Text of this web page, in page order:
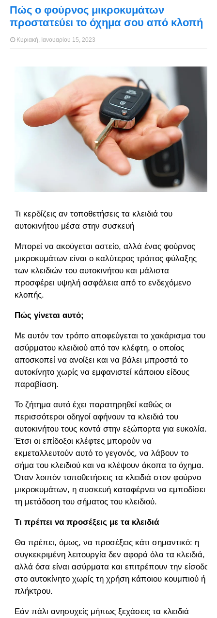
Πώς ο φούρνος μικροκυμάτων
προστατεύει το όχημα σου από κλοπή
Κυριακή, Ιανουαρίου 15, 2023
Τι κερδίζεις αν τοποθετήσεις τα κλειδιά του
αυτοκινήτου μέσα στην συσκευή
Μπορεί να ακούγεται αστείο, αλλά ένας φούρνος
μικροκυμάτων είναι ο καλύτερος τρόπος φύλαξης
των κλειδιών του αυτοκινήτου και μάλιστα
προσφέρει υψηλή ασφάλεια από το ενδεχόμενο
κλοπής.
Πώς γίνεται αυτό;
Με αυτόν τον τρόπο αποφεύγεται το χακάρισμα του
ασύρματου κλειδιού από τον κλέφτη, ο οποίος
αποσκοπεί να ανοίξει και να βάλει μπροστά το
αυτοκίνητο χωρίς να εμφανιστεί κάποιου είδους
παραβίαση.
Το ζήτημα αυτό έχει παρατηρηθεί καθώς οι
περισσότεροι οδηγοί αφήνουν τα κλειδιά του
αυτοκινήτου τους κοντά στην εξώπορτα για ευκολία.
Έτσι οι επίδοξοι κλέφτες μπορούν να
εκμεταλλευτούν αυτό το γεγονός, να λάβουν το
σήμα του κλειδιού και να κλέψουν άκοπα το όχημα.
Όταν λοιπόν τοποθετήσεις τα κλειδιά στον φούρνο
μικροκυμάτων, η συσκευή καταφέρνει να εμποδίσει
τη μετάδοση του σήματος του κλειδιού.
Τι πρέπει να προσέξεις με τα κλειδιά
Θα πρέπει, όμως, να προσέξεις κάτι σημαντικό: η
συγκεκριμένη λειτουργία δεν αφορά όλα τα κλειδιά,
αλλά όσα είναι ασύρματα και επιτρέπουν την είσοδο
στο αυτοκίνητο χωρίς τη χρήση κάποιου κουμπιού ή
πλήκτρου.
Εάν πάλι ανησυχείς μήπως ξεχάσεις τα κλειδιά